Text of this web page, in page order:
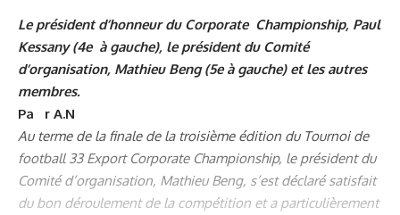
Le président d’honneur du Corporate Championship, Paul
Kessany (4e à gauche), le président du Comité
d’organisation, Mathieu Beng (5e à gauche) et les autres
membres.
Pa r A.N
Au terme de la finale de la troisième édition du Tournoi de
football 33 Export Corporate Championship, le président du
Comité d’organisation, Mathieu Beng, s’est déclaré satisfait
du bon déroulement de la compétition et a particulièrement